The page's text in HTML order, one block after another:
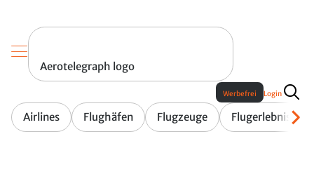
Aerotelegraph logo
Airlines Flughäfen Flugzeuge Flugerlebnis
Werbefrei Login